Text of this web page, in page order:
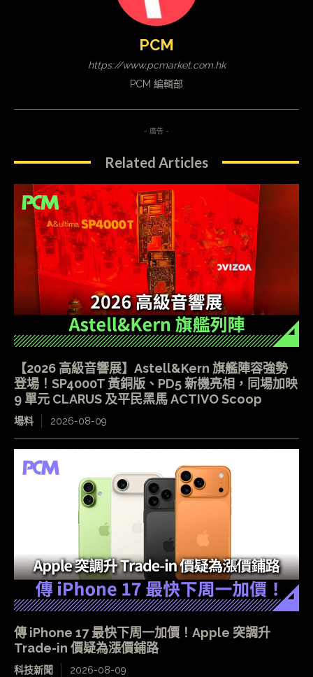
PCM
https://www.pcmarket.com.hk
PCM 編輯部
- 廣告 -
Related Articles
【2026 高級音響展】Astell&Kern 旗艦陣容強勢
登場！SP4000T 黃銅版、PD5 新機亮相，同場加映
9 單元 CLARUS 及平民黑馬 ACTIVO Scoop
場料 2026-08-09
傳 iPhone 17 最快下周一加價！Apple 突調升
Trade-in 價疑為漲價鋪路
科技新聞 2026-08-09